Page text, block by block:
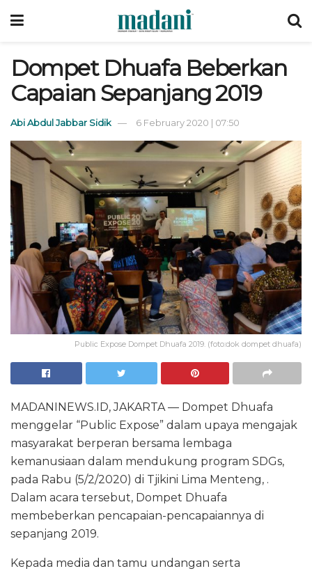
Dompet Dhuafa Beberkan
Capaian Sepanjang 2019
Abi Abdul Jabbar Sidik 6 February 2020 | 07:50
Public Expose Dompet Dhuafa 2019. (foto:dok dompet dhuafa)
MADANINEWS.ID, JAKARTA — Dompet Dhuafa
menggelar “Public Expose” dalam upaya mengajak
masyarakat berperan bersama lembaga
kemanusiaan dalam mendukung program SDGs,
pada Rabu (5/2/2020) di Tjikini Lima Menteng, .
Dalam acara tersebut, Dompet Dhuafa
membeberkan pencapaian-pencapaiannya di
sepanjang 2019.
Kepada media dan tamu undangan serta